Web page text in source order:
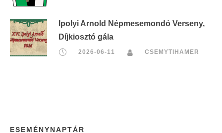
Ipolyi Arnold Népmesemondó Verseny,
Díjkiosztó gála
2026-06-11 CSEMYTIHAMER
ESEMÉNYNAPTÁR